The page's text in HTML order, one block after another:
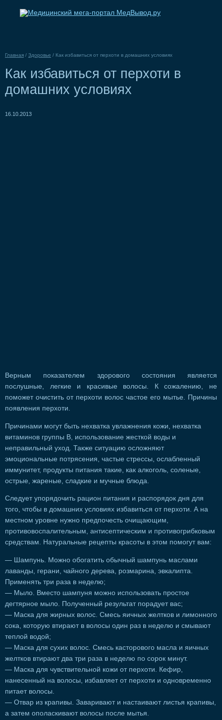
Главная / Здоровье / Как избавиться от перхоти в домашних условиях
Как избавиться от перхоти в
домашних условиях
16.10.2013
Верным показателем здорового состояния является
послушные, легкие и красивые волосы. К сожалению, не
поможет очистить от перхоти волос частое его мытье. Причины
появления перхоти.
Причинами могут быть нехватка увлажнения кожи, нехватка
витаминов группы В, использование жесткой воды и
неправильный уход. Также ситуацию осложняют
эмоциональные потрясения, частые стрессы, ослабленный
иммунитет, продукты питания такие, как алкоголь, соленые,
острые, жареные, сладкие и мучные блюда.
Следует упорядочить рацион питания и распорядок дня для
того, чтобы в домашних условиях избавиться от перхоти. А на
местном уровне нужно предпочесть очищающим,
противовоспалительным, антисептическим и противогрибковым
средствам. Натуральные рецепты красоты в этом помогут вам:
— Шампунь. Можно обогатить обычный шампунь маслами
лаванды, герани, чайного дерева, розмарина, эвкалипта.
Применять три раза в неделю;
— Мыло. Вместо шампуня можно использовать простое
дегтярное мыло. Полученный результат порадует вас;
— Маска для жирных волос. Смесь яичных желтков и лимонного
сока, которую втирают в волосы один раз в неделю и смывают
теплой водой;
— Маска для сухих волос. Смесь касторового масла и яичных
желтков втирают два три раза в неделю по сорок минут.
— Маска для чувствительной кожи от перхоти. Кефир,
нанесенный на волосы, избавляет от перхоти и одновременно
питает волосы.
— Отвар из крапивы. Заваривают и настаивают листья крапивы,
а затем ополаскивают волосы после мытья.